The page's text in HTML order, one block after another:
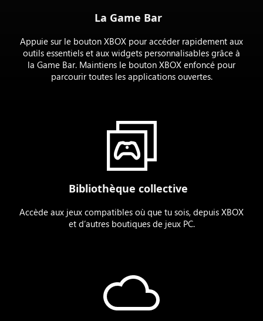
La Game Bar
Appuie sur le bouton XBOX pour accéder rapidement aux
outils essentiels et aux widgets personnalisables grâce à
la Game Bar. Maintiens le bouton XBOX enfoncé pour
parcourir toutes les applications ouvertes.
Bibliothèque collective
Accède aux jeux compatibles où que tu sois, depuis XBOX
et d’autres boutiques de jeux PC.